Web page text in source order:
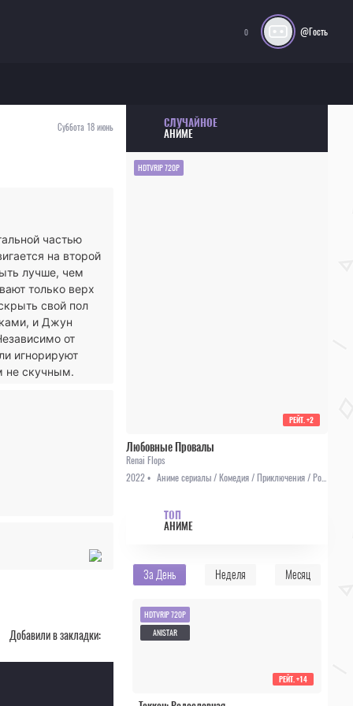
0 @Гость
Суббота 18 июнь
частью
на второй
лучше, чем
только верх
свой пол
и Джун
от
игнорируют
не скучным.
Добавили в закладки:
СЛУЧАЙНОЕ
АНИМЕ
Любовные Провалы
Renai Flops
2022 •
Аниме сериалы / Комедия / Приключения / Романтика / Школа / Анонсы
HDTVRIP 720P
РЕЙТ. +2
ТОП
АНИМЕ
За День Неделя Месяц
HDTVRIP 720P
ANISTAR
РЕЙТ. +14